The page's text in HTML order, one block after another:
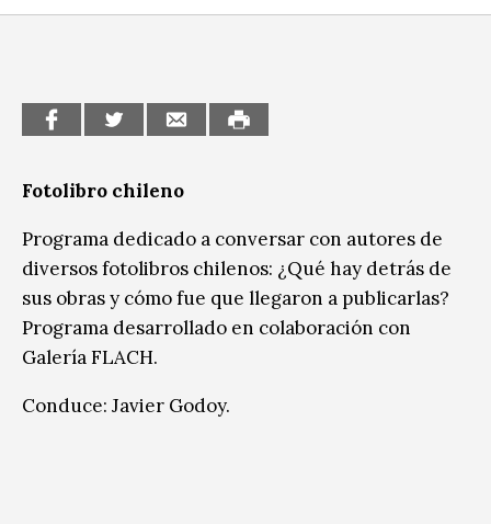
Infantil / Juvenil
Patrimonio
Radio / Podcast
Fotolibro chileno
Programa dedicado a conversar con autores de
diversos fotolibros chilenos: ¿Qué hay detrás de
sus obras y cómo fue que llegaron a publicarlas?
Programa desarrollado en colaboración con
Galería FLACH.
Conduce: Javier Godoy.